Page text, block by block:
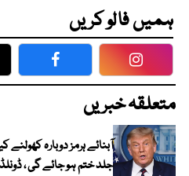
ہمیں فالو کریں
Facebook
متعلقہ خبریں
آبنائے ہرمز دوبارہ
جلد ختم ہو جائے گی ،